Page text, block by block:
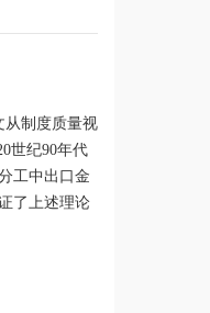
从制度质量视
世纪90年代
工中出口金
了上述理论